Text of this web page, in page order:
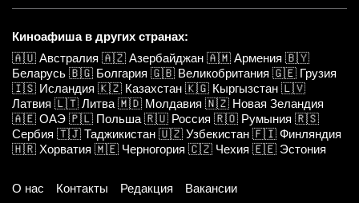
Киноафиша в других странах:
🇦🇺 Австралия 🇦🇿 Азербайджан 🇦🇲 Армения 🇧🇾
Беларусь 🇧🇬 Болгария 🇬🇧 Великобритания 🇬🇪 Грузия
🇮🇸 Исландия 🇰🇿 Казахстан 🇰🇬 Кыргызстан 🇱🇻
Латвия 🇱🇹 Литва 🇲🇩 Молдавия 🇳🇿 Новая Зеландия
🇦🇪 ОАЭ 🇵🇱 Польша 🇷🇺 Россия 🇷🇴 Румыния 🇷🇸
Сербия 🇹🇯 Таджикистан 🇺🇿 Узбекистан 🇫🇮 Финляндия
🇭🇷 Хорватия 🇲🇪 Черногория 🇨🇿 Чехия 🇪🇪 Эстония
О нас Контакты Редакция
Вакансии